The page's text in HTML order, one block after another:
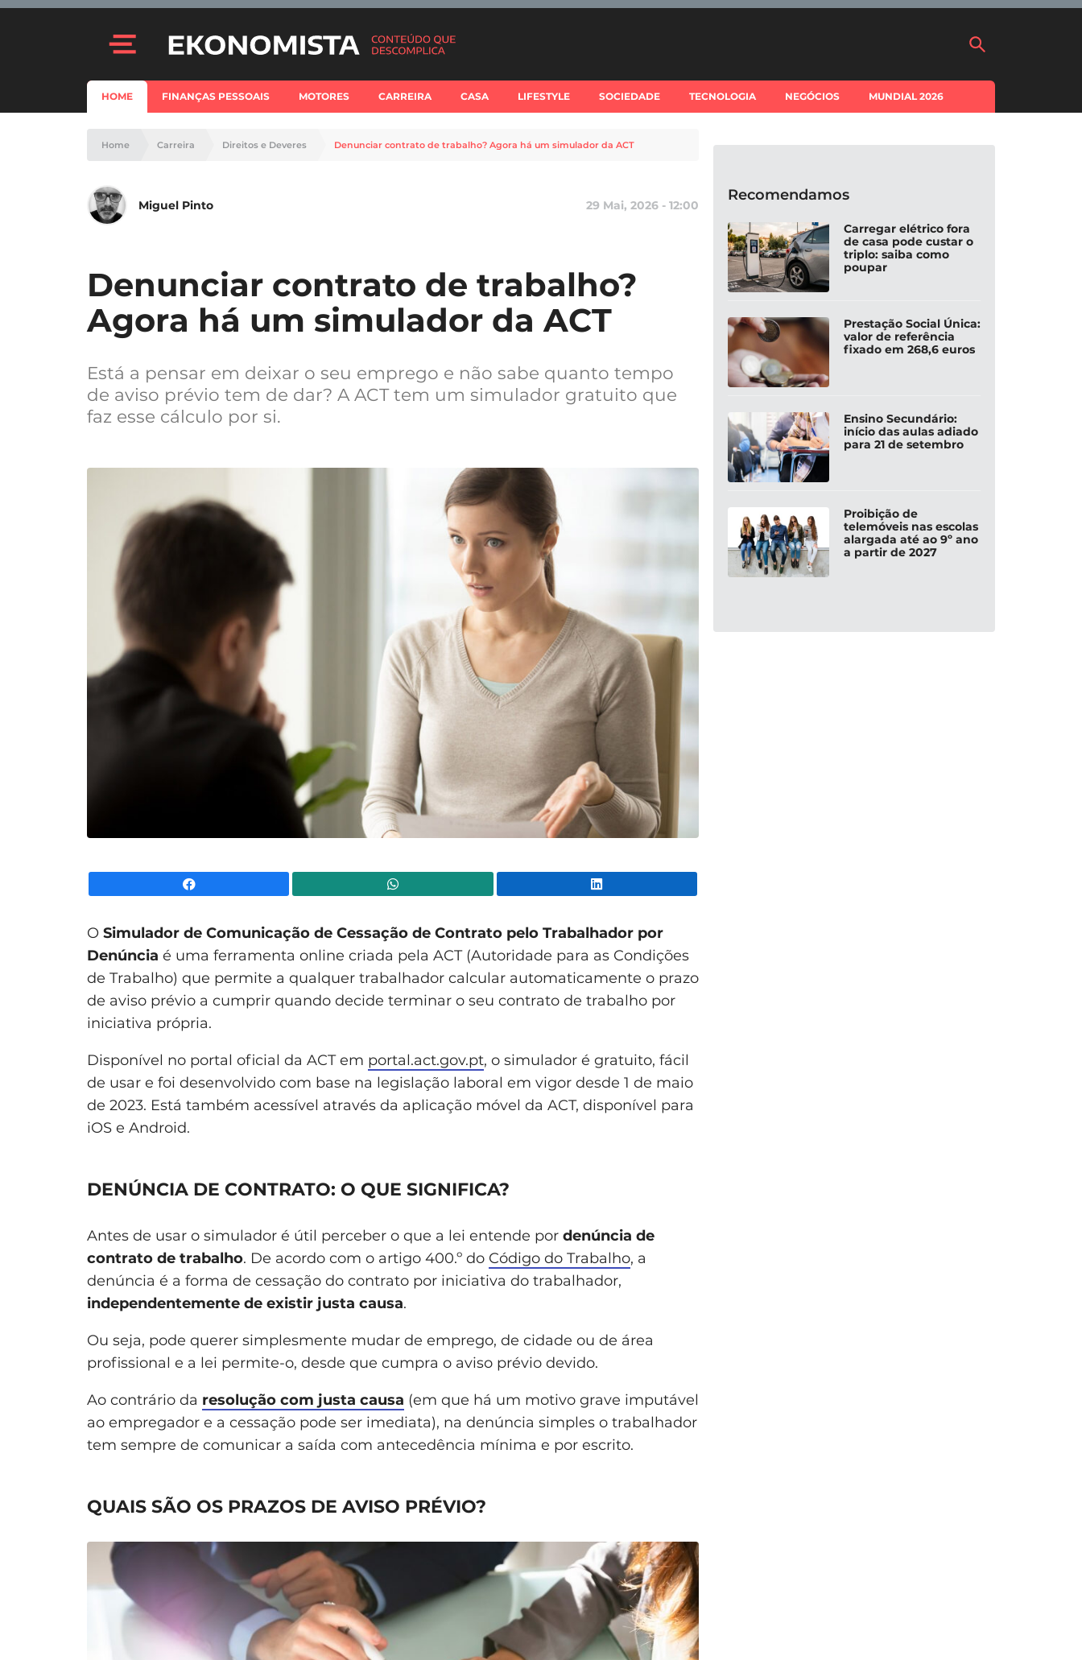
HOME FINANÇAS PESSOAIS MOTORES CARREIRA CASA LIFESTYLE SOCIEDADE TECNOLOGIA NEGÓCIOS MUNDIAL 2026
Home Carreira Direitos e Deveres Denunciar contrato de trabalho? Agora há um simulador da ACT
Miguel Pinto 29 Mai, 2026 - 12:00
Denunciar contrato de trabalho?
Agora há um simulador da ACT
Está a pensar em deixar o seu emprego e não sabe quanto tempo
de aviso prévio tem de dar? A ACT tem um simulador gratuito que
faz esse cálculo por si.
O Simulador de Comunicação de Cessação de Contrato pelo Trabalhador por
Denúncia é uma ferramenta online criada pela ACT (Autoridade para as Condições
de Trabalho) que permite a qualquer trabalhador calcular automaticamente o prazo
de aviso prévio a cumprir quando decide terminar o seu contrato de trabalho por
iniciativa própria.
Disponível no portal oficial da ACT em portal.act.gov.pt, o simulador é gratuito, fácil
de usar e foi desenvolvido com base na legislação laboral em vigor desde 1 de maio
de 2023. Está também acessível através da aplicação móvel da ACT, disponível para
iOS e Android.
DENÚNCIA DE CONTRATO: O QUE SIGNIFICA?
Antes de usar o simulador é útil perceber o que a lei entende por denúncia de
contrato de trabalho. De acordo com o artigo 400.º do Código do Trabalho, a
denúncia é a forma de cessação do contrato por iniciativa do trabalhador,
independentemente de existir justa causa.
Ou seja, pode querer simplesmente mudar de emprego, de cidade ou de área
profissional e a lei permite-o, desde que cumpra o aviso prévio devido.
Ao contrário da resolução com justa causa (em que há um motivo grave imputável
ao empregador e a cessação pode ser imediata), na denúncia simples o trabalhador
tem sempre de comunicar a saída com antecedência mínima e por escrito.
QUAIS SÃO OS PRAZOS DE AVISO PRÉVIO?
Recomendamos
Carregar elétrico fora
de casa pode custar o
triplo: saiba como
poupar
Prestação Social Única:
valor de referência
fixado em 268,6 euros
Ensino Secundário:
início das aulas adiado
para 21 de setembro
Proibição de
telemóveis nas escolas
alargada até ao 9º ano
a partir de 2027